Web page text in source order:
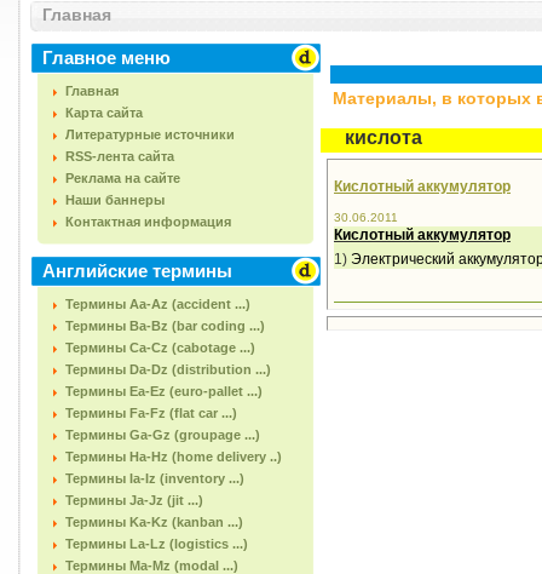
Главная
Главное меню
Главная
Карта сайта
Литературные источники
RSS-лента сайта
Реклама на сайте
Наши баннеры
Контактная информация
Английские термины
Термины Aa-Az (accident ...)
Термины Ba-Bz (bar coding ...)
Термины Ca-Cz (cabotage ...)
Термины Da-Dz (distribution ...)
Термины Ea-Ez (euro-pallet ...)
Термины Fa-Fz (flat car ...)
Термины Ga-Gz (groupage ...)
Термины Ha-Hz (home delivery ..)
Термины Ia-Iz (inventory ...)
Термины Ja-Jz (jit ...)
Термины Ka-Kz (kanban ...)
Термины La-Lz (logistics ...)
Термины Ma-Mz (modal ...)
Материалы, в которых
кислота
Кислотный аккумулятор
30.06.2011
Кислотный аккумулятор
1) Электрический